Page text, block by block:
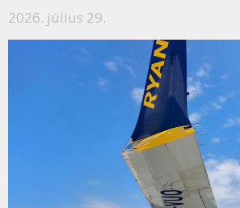
2026. július 29.